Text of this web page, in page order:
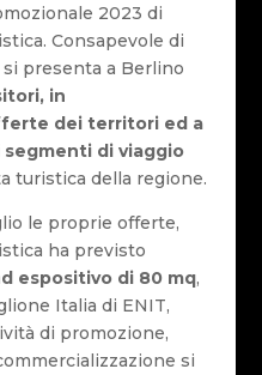
2023 di
Consapevole di
si presenta a Berlino
in
dei territori ed a
di viaggio
turistica della regione.
le proprie offerte,
ha previsto
espositivo di 80 mq,
Italia di ENIT,
di promozione,
si